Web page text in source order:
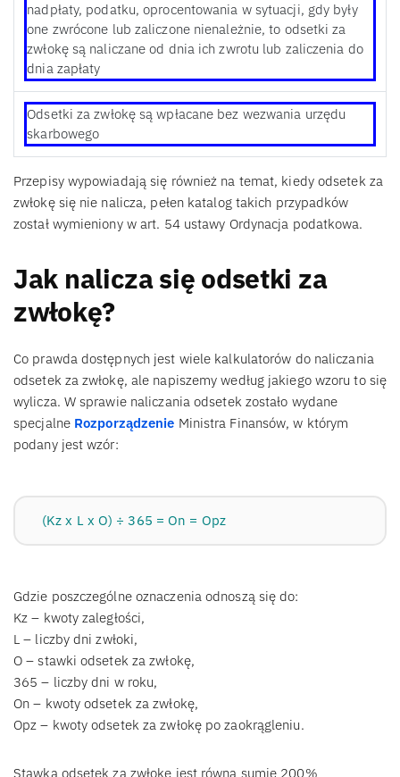
nadpłaty, podatku, oprocentowania w sytuacji, gdy były
one zwrócone lub zaliczone nienależnie, to odsetki za
zwłokę są naliczane od dnia ich zwrotu lub zaliczenia do
dnia zapłaty
Odsetki za zwłokę są wpłacane bez wezwania urzędu
skarbowego
Przepisy wypowiadają się również na temat, kiedy odsetek za
zwłokę się nie nalicza, pełen katalog takich przypadków
został wymieniony w art. 54 ustawy Ordynacja podatkowa.
Jak nalicza się odsetki za
zwłokę?
Co prawda dostępnych jest wiele kalkulatorów do naliczania
odsetek za zwłokę, ale napiszemy według jakiego wzoru to się
wylicza. W sprawie naliczania odsetek zostało wydane
specjalne Rozporządzenie Ministra Finansów, w którym
podany jest wzór:
(Kz x L x O) ÷ 365 = On = Opz
Gdzie poszczególne oznaczenia odnoszą się do:
Kz – kwoty zaległości,
L – liczby dni zwłoki,
O – stawki odsetek za zwłokę,
365 – liczby dni w roku,
On – kwoty odsetek za zwłokę,
Opz – kwoty odsetek za zwłokę po zaokrągleniu.
Stawka odsetek za zwłokę jest równa sumie 200%